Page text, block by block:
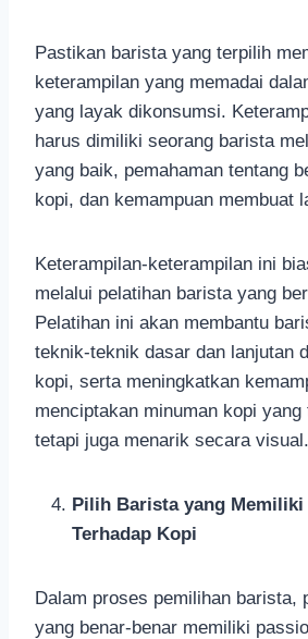
Pastikan barista yang terpilih
keterampilan yang memadai
yang layak dikonsumsi.
harus dimiliki seorang barista
yang baik, pemahaman tentang
kopi, dan kemampuan membuat
Keterampilan-keterampilan ini
melalui pelatihan barista yang
Pelatihan ini akan membantu
teknik-teknik dasar dan lanjutan
kopi, serta meningkatkan
menciptakan minuman kopi
tetapi juga menarik secara visual.
Pilih Barista yang Memiliki
Terhadap Kopi
Dalam proses pemilihan barista,
yang benar-benar memiliki